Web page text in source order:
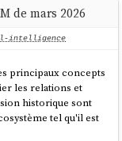
de mars 2026
intelligence
principaux concepts
les relations et
historique sont
tel qu'il est